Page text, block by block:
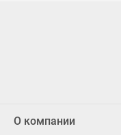
О компании